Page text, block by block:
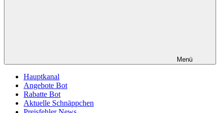
Menü
Hauptkanal
Angebote Bot
Rabatte Bot
Aktuelle Schnäppchen